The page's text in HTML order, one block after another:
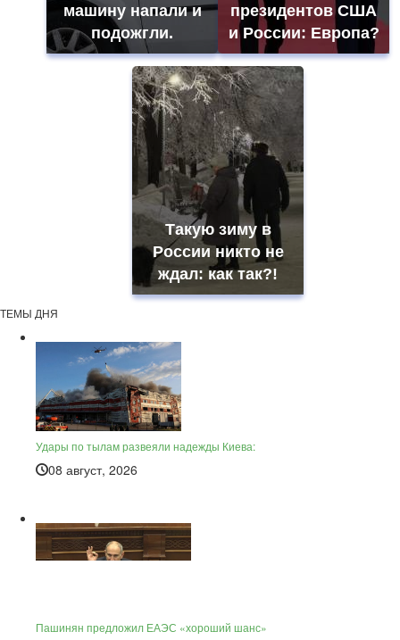
машину напали и
подожгли.
президентов США
и России: Европа?
Такую зиму в
России никто не
ждал: как так?!
ТЕМЫ ДНЯ
Удары по тылам развеяли надежды Киева:
08 август, 2026
Пашинян предложил ЕАЭС «хороший шанс»